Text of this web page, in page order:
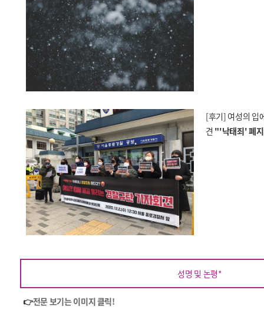
[후기] 여성의 입
견 "'낙태죄' 폐지
성명 및 논평*
👉전문 보기는 이미지 클릭!